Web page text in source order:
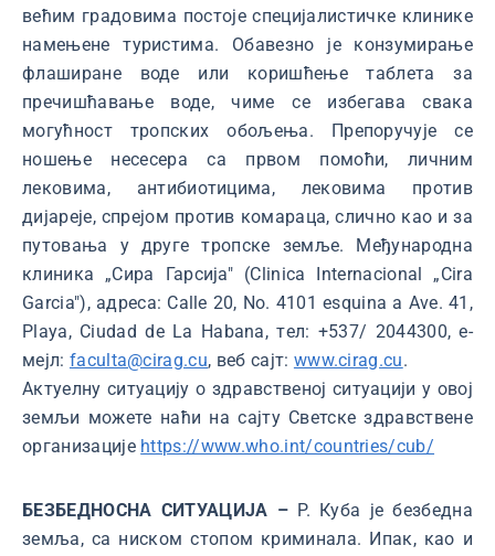
већим градовима постоје специјалистичке клинике
намењене туристима. Обавезно је конзумирање
флаширане воде или коришћење таблета за
пречишћавање воде, чиме се избегава свака
могућност тропских обољења. Препоручује се
ношење несесера са првом помоћи, личним
лековима, антибиотицима, лековима против
дијареје, спрејом против комараца, слично као и за
путовања у друге тропске земље. Међународна
клиника „Сира Гарсија" (Clinica Internacional „Cira
Garcia"), адреса: Calle 20, No. 4101 esquina a Ave. 41,
Playa, Ciudad de La Habana, тeл: +537/ 2044300, е-
мејл: faculta@cirag.cu, веб сајт: www.cirag.cu.
Актуелну ситуацију о здравственој ситуацији у овој
земљи можете наћи на сајту Светске здравствене
организације https://www.who.int/countries/cub/
БЕЗБЕДНОСНА СИТУАЦИЈА – Р. Куба је безбедна
земља, са ниском стопом криминала. Ипак, као и